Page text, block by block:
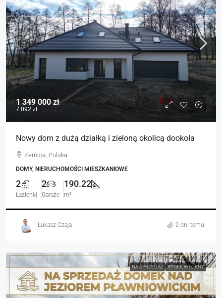
1 349 000 zł
7 092 zł
Nowy dom z dużą działką i zieloną okolicą dookoła
Żernica, Polska
DOMY, NIERUCHOMOŚCI MIESZKANIOWE
2
Łazienki
2
Garaże
190.22
m²
Łukasz Czaja 2 dni temu
NA SPRZEDAŻ RYNEK WTÓRNY